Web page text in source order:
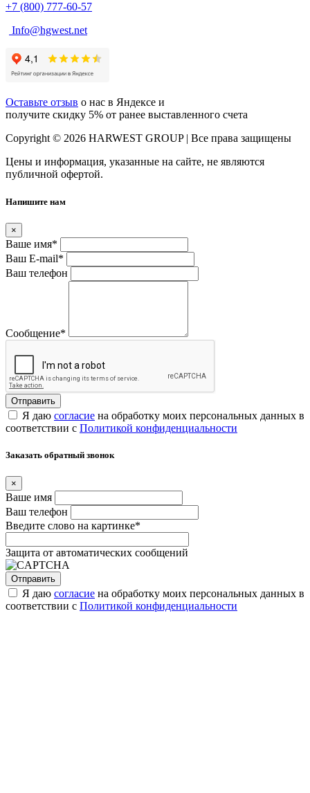
+7 (800) 777-60-57
Info@hgwest.net
Оставьте отзыв о нас в Яндексе и
получите скидку 5% от ранее выставленного счета
Copyright © 2026 HARWEST GROUP | Все права защищены
Цены и информация, указанные на сайте, не являются
публичной офертой.
Напишите нам
×
Ваше имя*
Ваш E-mail*
Ваш телефон
Сообщение*
Я даю согласие на обработку моих персональных данных в
соответствии с Политикой конфиденциальности
Заказать обратный звонок
×
Ваше имя
Ваш телефон
Введите слово на картинке*
Защита от автоматических сообщений
Я даю согласие на обработку моих персональных данных в
соответствии с Политикой конфиденциальности